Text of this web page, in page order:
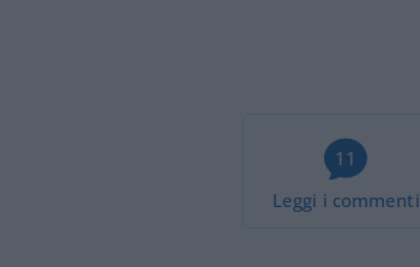
11
Leggi i commenti